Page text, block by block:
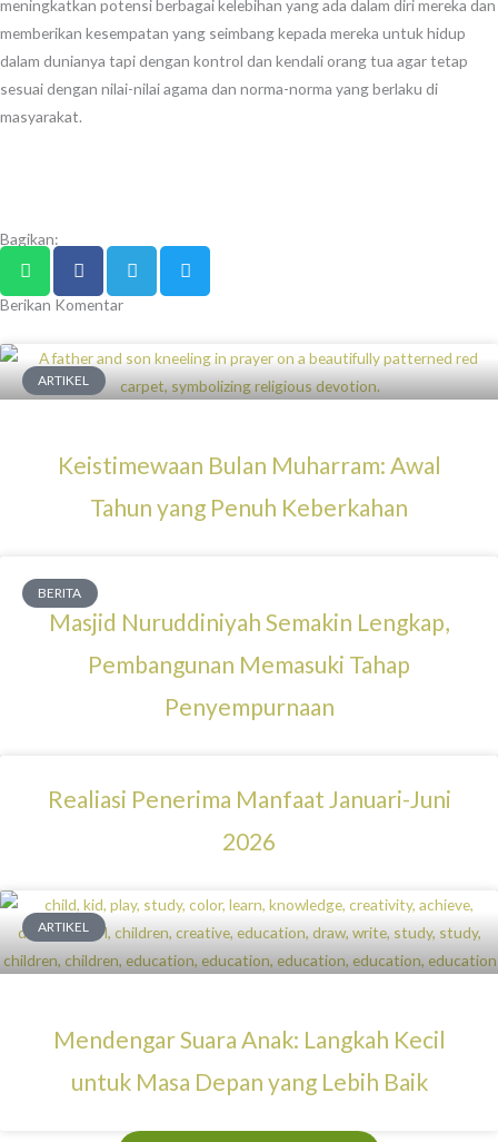
meningkatkan potensi berbagai kelebihan yang ada dalam diri mereka dan
memberikan kesempatan yang seimbang kepada mereka untuk hidup
dalam dunianya tapi dengan kontrol dan kendali orang tua agar tetap
sesuai dengan nilai-nilai agama dan norma-norma yang berlaku di
masyarakat.
Bagikan:
Berikan Komentar
ARTIKEL
Keistimewaan Bulan Muharram: Awal
Tahun yang Penuh Keberkahan
BERITA
Masjid Nuruddiniyah Semakin Lengkap,
Pembangunan Memasuki Tahap
Penyempurnaan
Realiasi Penerima Manfaat Januari-Juni
2026
ARTIKEL
Mendengar Suara Anak: Langkah Kecil
untuk Masa Depan yang Lebih Baik